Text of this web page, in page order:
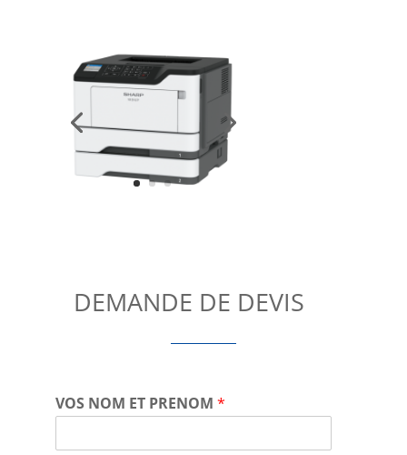
DEMANDE DE DEVIS
VOS NOM ET PRENOM *